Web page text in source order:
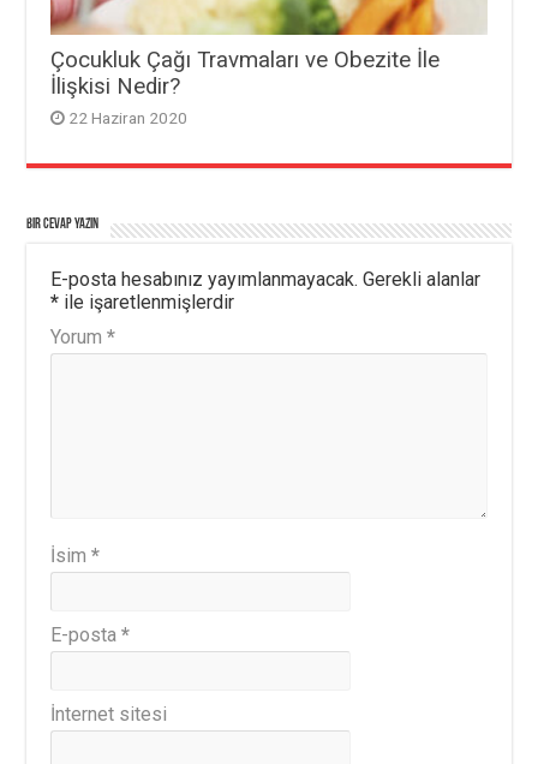
Çocukluk Çağı Travmaları ve Obezite İle
İlişkisi Nedir?
22 Haziran 2020
Bir cevap yazın
E-posta hesabınız yayımlanmayacak. Gerekli alanlar
* ile işaretlenmişlerdir
Yorum*
İsim*
E-posta*
İnternet sitesi